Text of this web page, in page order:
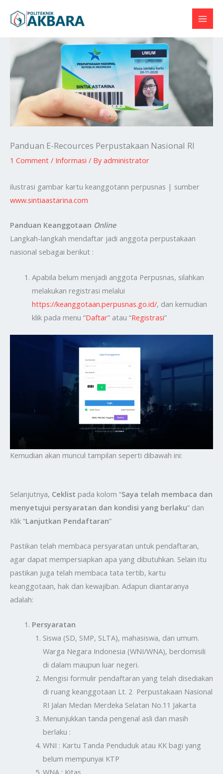
Panduan E-Recources Perpustakaan Nasional RI
1 Comment / Informasi / Byadministrator
ilustrasi gambar kartu keanggotann perpusnas | sumber
www.sintiaastarina.com
Panduan Keanggotaan Online
Langkah-langkah mendaftar jadi anggota perpustakaan
nasional sebagai berikut :
Apabila belum menjadi anggota Perpusnas, silahkan
melakukan registrasi melalui
https://keanggotaan.perpusnas.go.id/, dan kemudian
klik pada menu “Daftar” atau “Registrasi”
Kemudian akan muncul tampilan seperti dibawah ini:
Selanjutnya, Ceklist pada kolom “Saya telah membaca dan
menyetujui persyaratan dan kondisi yang berlaku” dan
Klik “Lanjutkan Pendaftaran”
Pastikan telah membaca persyaratan untuk pendaftaran,
agar dapat mempersiapkan apa yang dibutuhkan. Selain itu
pastikan juga telah membaca tata tertib, kartu
keanggotaan, hak dan kewajiban. Adapun diantaranya
adalah:
Persyaratan
Siswa (SD, SMP, SLTA), mahasiswa, dan umum.
Warga Negara Indonesia (WNI/WNA), berdomisili
di dalam maupun luar negeri.
Mengisi formulir pendaftaran yang telah disediakan
di ruang keanggotaan Lt. 2 Perpustakaan Nasional
RI Jalan Medan Merdeka Selatan No.11 Jakarta
Menunjukkan tanda pengenal asli dan masih
berlaku :
WNI : Kartu Tanda Penduduk atau KK bagi yang
belum mempunyai KTP